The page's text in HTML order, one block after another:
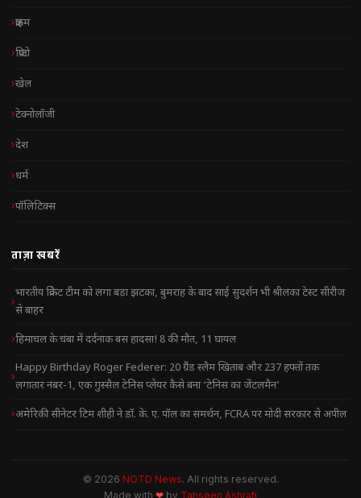
क्राइम
क्रिप्टो
खेल
टेक्नोलॉजी
देश
धर्म
पॉलिटिक्स
ताज़ा खबरें
भारतीय क्रिकेट टीम को लगा बड़ा झटका, बुमराह के बाद साई सुदर्शन भी श्रीलंका टेस्ट सीरीज
से बाहर
हिमाचल के चंबा में दर्दनाक बस हादसा! 8 की मौत, 11 घायल
Happy Birthday Roger Federer: 20 ग्रैंड स्लैम खिताब और 237 हफ्तों तक
लगातार नंबर-1, एक गुस्सैल टेनिस प्लेयर कैसे बना ‘टेनिस का जेंटलमैन’
अमेरिकी सीनेटर टिम शीही ने डॉ. के. ए. पॉल का समर्थन, FCRA पर मोदी सरकार से अपील
© 2026 NOTD News. All rights reserved.
Made with ❤ by Tahseen Ashrafi